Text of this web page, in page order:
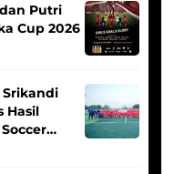
Putri
Cup 2026
Hasil